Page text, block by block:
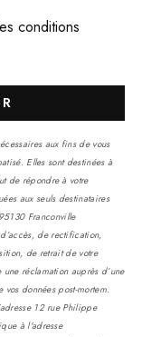
conditions
aux fins de vous
Elles sont destinées à
de répondre à votre
aux seuls destinataires
Franconville
de rectification,
de retrait de votre
réclamation auprès d’une
données post-mortem.
12 rue Philippe
à l'adresse